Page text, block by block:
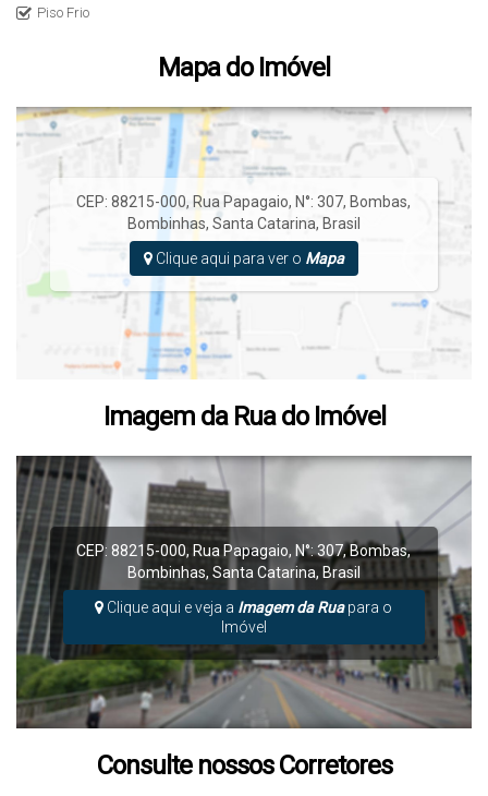
Piso Frio
Mapa do Imóvel
CEP: 88215-000, Rua Papagaio, N°: 307, Bombas,
Bombinhas, Santa Catarina, Brasil
Clique aqui para ver o Mapa
Imagem da Rua do Imóvel
CEP: 88215-000, Rua Papagaio, N°:307,Bombas,
Bombinhas, Santa Catarina, Brasil
Clique aqui e veja a Imagem da Ruapara o
Imóvel
Consulte nossos Corretores